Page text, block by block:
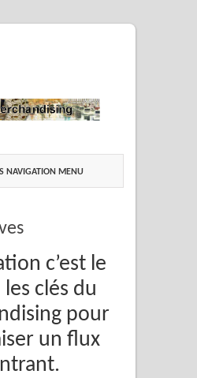
NAVIGATION MENU
c’est le
les clés du
pour
un flux